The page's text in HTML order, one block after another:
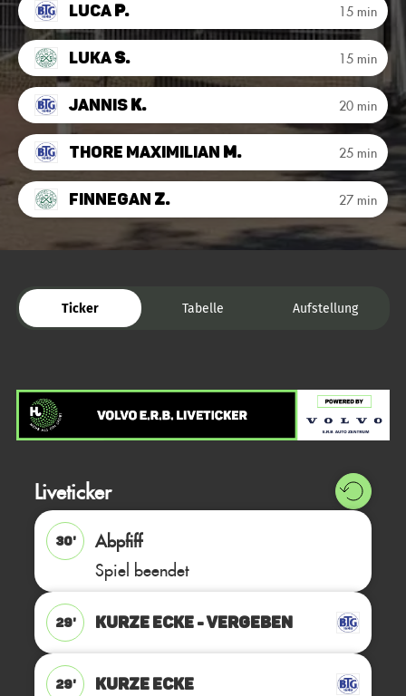
LucaP. 15 min
LukaS. 15 min
JannisK. 20 min
Thore Maximilian M. 25 min
Finnegan Z. 27 min
Ticker Tabelle Aufstellung
Liveticker
30'
Abpfiff
Spiel beendet
29' KURZE ECKE - VERGEBEN
29' KURZE ECKE